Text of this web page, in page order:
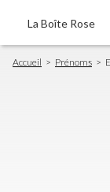
La Boîte Rose
Fil
d'Ariane
Accueil Prénoms